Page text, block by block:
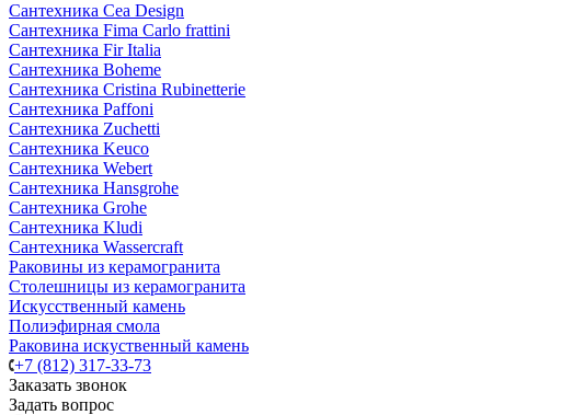
Сантехника Cea Design
Сантехника Fima Carlo frattini
Сантехника Fir Italia
Сантехника Boheme
Сантехника Cristina Rubinetterie
Сантехника Paffoni
Сантехника Zuchetti
Сантехника Keuco
Сантехника Webert
Сантехника Hansgrohe
Сантехника Grohe
Сантехника Kludi
Сантехника Wassercraft
Раковины из керамогранита
Столешницы из керамогранита
Искусственный камень
Полиэфирная смола
Раковина искуственный камень
+7 (812) 317-33-73
Заказать звонок
Задать вопрос